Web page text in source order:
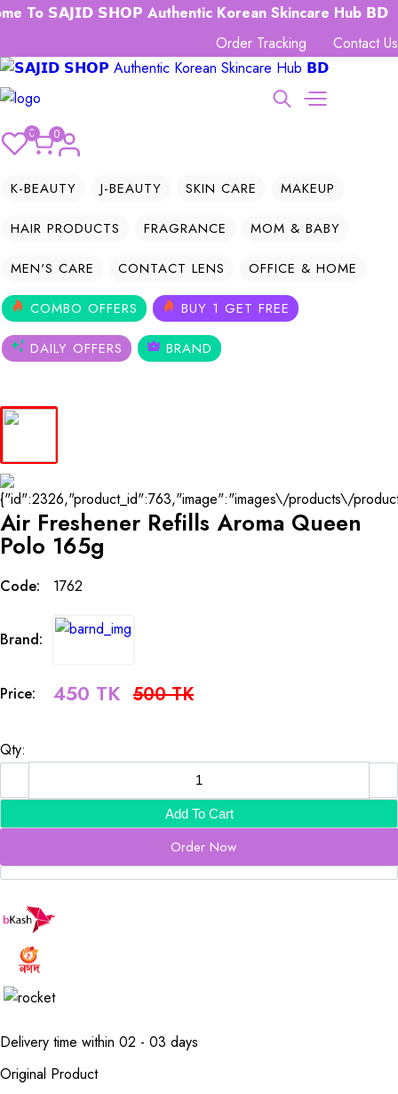
𝗦𝗔𝗝𝗜𝗗 𝗦𝗛𝗢𝗣 Authentic Korean Skincare Hub 𝗕𝗗
Order Tracking
Contact Us
0 0
K-BEAUTY J-BEAUTY SKIN CARE MAKEUP
HAIR PRODUCTS FRAGRANCE MOM & BABY
MEN'S CARE CONTACT LENS OFFICE & HOME
COMBO OFFERS BUY 1 GET FREE
DAILY OFFERS BRAND
Air Freshener Refills Aroma Queen
Polo 165g
Code: 1762
Brand:
Price: 450 TK 500 TK
Qty:
Add To Cart
Order Now
Delivery time within 02 - 03 days
Original Product